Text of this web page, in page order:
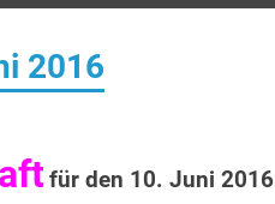
2016
für den 10. Juni 2016